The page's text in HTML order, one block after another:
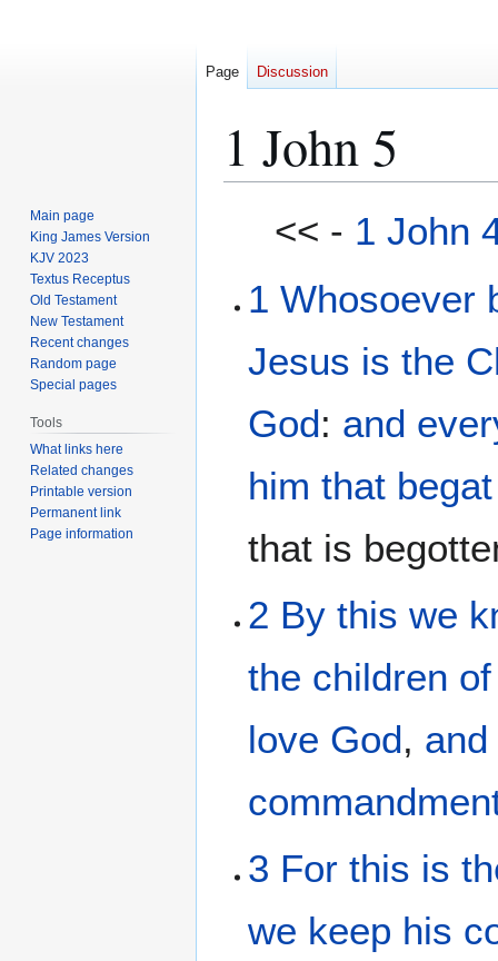
1 John 5
<< - 1 John
1 Whosoever
Jesus is the
God: and
him that begat
that is
2 By this we
the children
love God, and
3 For this is
we keep his
Page Discussion
Main page
King James Version
KJV 2023
Textus Receptus
Old Testament
New Testament
Recent changes
Random page
Special pages
Tools
What links here
Related changes
Printable version
Permanent link
Page information